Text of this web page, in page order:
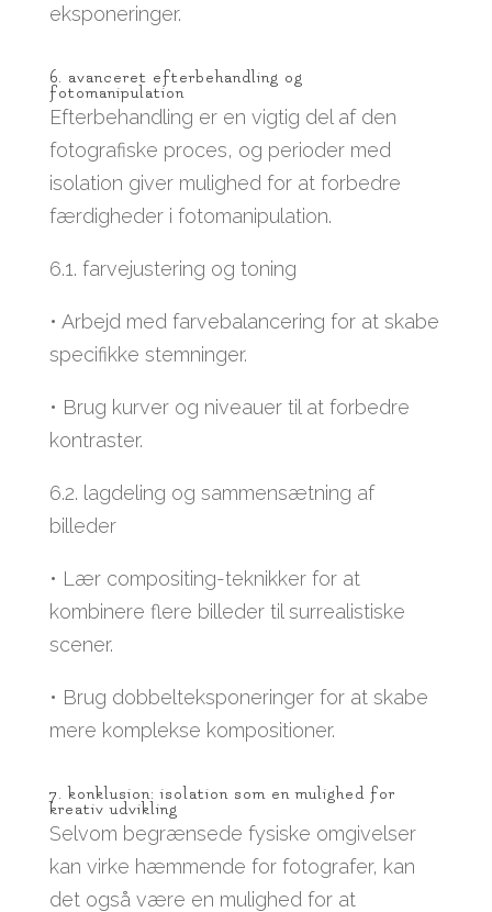
eksponeringer.
6. avanceret efterbehandling og
fotomanipulation
Efterbehandling er en vigtig del af den
fotografiske proces, og perioder med
isolation giver mulighed for at forbedre
færdigheder i fotomanipulation.
6.1. farvejustering og toning
• Arbejd med farvebalancering for at skabe
specifikke stemninger.
• Brug kurver og niveauer til at forbedre
kontraster.
6.2. lagdeling og sammensætning af
billeder
• Lær compositing-teknikker for at
kombinere flere billeder til surrealistiske
scener.
• Brug dobbelteksponeringer for at skabe
mere komplekse kompositioner.
7. konklusion: isolation som en mulighed for
kreativ udvikling
Selvom begrænsede fysiske omgivelser
kan virke hæmmende for fotografer, kan
det også være en mulighed for at